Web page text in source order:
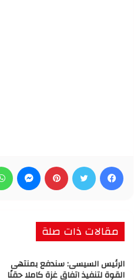
فيسبوك تويتر بينتيريست
مقالات ذات صلة
الرئيس السيسى: سندفع بمنتهى
القوة لتنفيذ اتفاق غزة كاملا حقنًا